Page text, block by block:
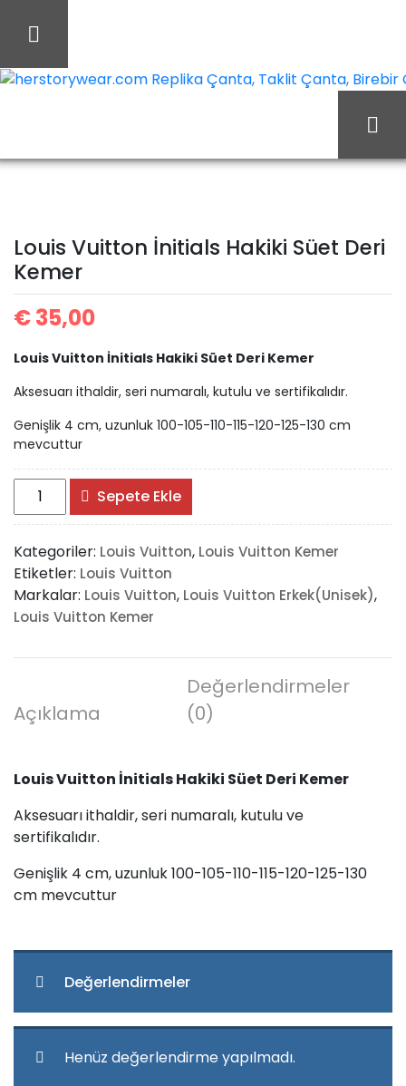
Hakiki Süet Deri Kemer
Louis Vuitton İnitials Hakiki Süet Deri
Kemer
€35,00
Louis Vuitton İnitials Hakiki Süet Deri Kemer
Aksesuarı ithaldir, seri numaralı, kutulu ve sertifikalıdır.
Genişlik 4 cm, uzunluk 100-105-110-115-120-125-130 cm
mevcuttur
Louis
Vuitton
İnitials
Hakiki
Süet
Deri
Kemer
Sepete Ekle
Kategoriler: Louis Vuitton, Louis Vuitton Kemer
Etiketler: Louis Vuitton
Markalar: Louis Vuitton, Louis Vuitton Erkek(Unisek),
Louis Vuitton Kemer
Açıklama
Değerlendirmeler
(0)
Louis Vuitton İnitials Hakiki Süet Deri Kemer
Aksesuarı ithaldir, seri numaralı, kutulu ve
sertifikalıdır.
Genişlik 4 cm, uzunluk 100-105-110-115-120-125-130
cm mevcuttur
Değerlendirmeler
Henüz değerlendirme yapılmadı.